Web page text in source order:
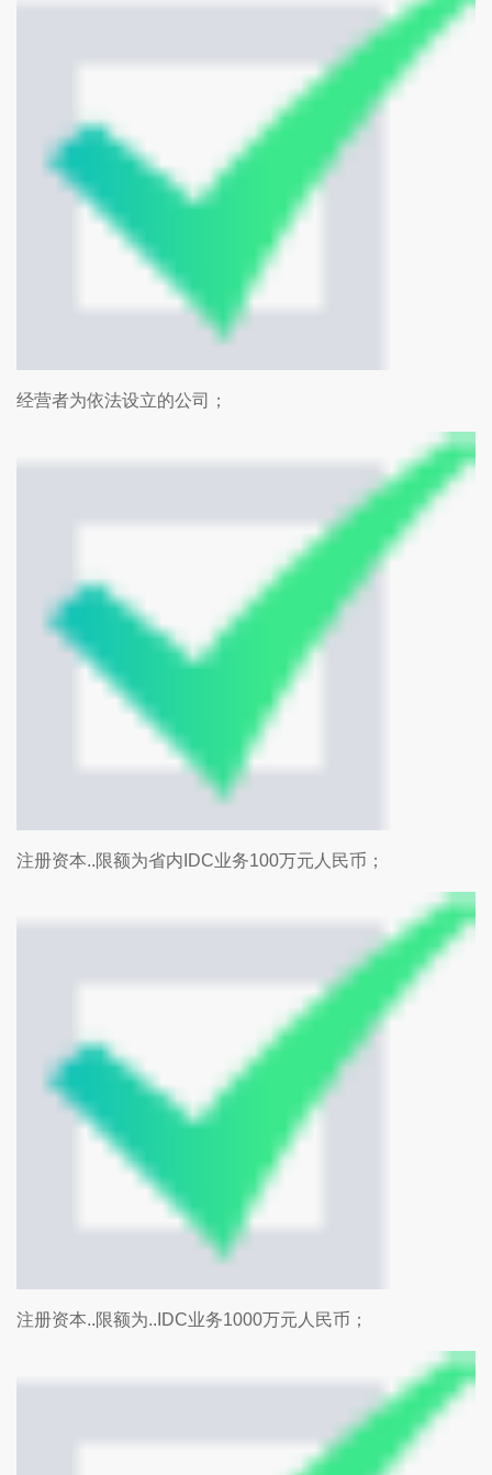
经营者为依法设立的公司；
注册资本..限额为省内IDC业务100万元人民币；
注册资本..限额为..IDC业务1000万元人民币；